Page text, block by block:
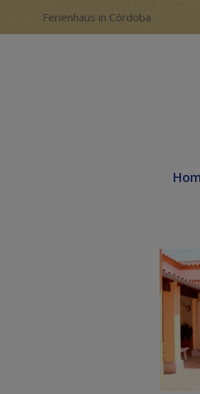
Ferienhaus in Córdoba